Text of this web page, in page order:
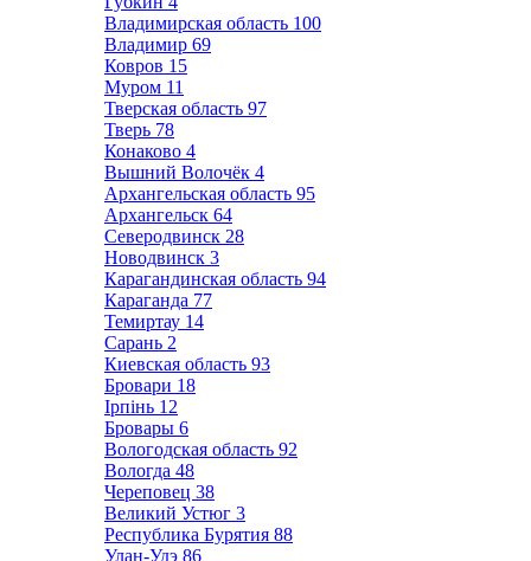
Владимирская область 100
Владимир 69
Ковров 15
Муром 11
Тверская область 97
Тверь 78
Конаково 4
Вышний Волочёк 4
Архангельская область 95
Архангельск 64
Северодвинск 28
Новодвинск 3
Карагандинская область 94
Караганда 77
Темиртау 14
Сарань 2
Киевская область 93
Бровари 18
Ірпінь 12
Бровары 6
Вологодская область 92
Вологда 48
Череповец 38
Великий Устюг 3
Республика Бурятия 88
Улан-Удэ 86